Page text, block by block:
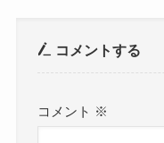
コメントする
コメント ※